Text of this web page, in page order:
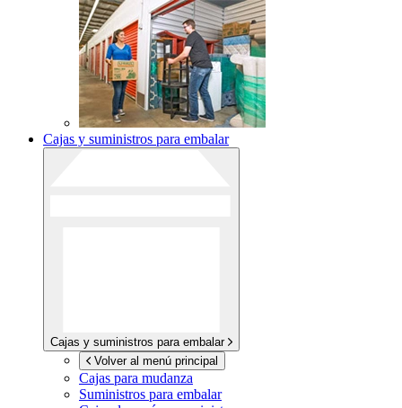
Cajas y suministros para embalar
Cajas y suministros para embalar
Volver al menú principal
Cajas para mudanza
Suministros para embalar